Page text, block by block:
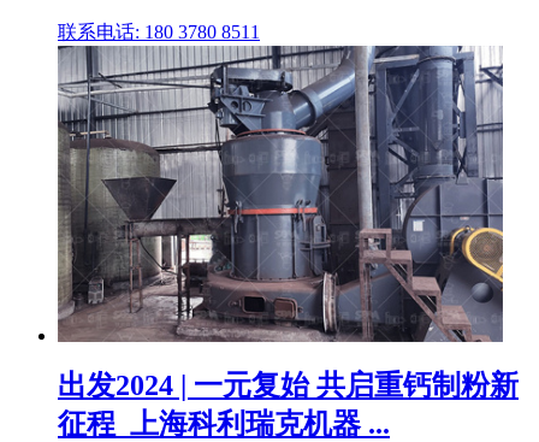
联系电话: 180 3780 8511
出发2024 | 一元复始 共启重钙制粉新
征程_上海科利瑞克机器 ...